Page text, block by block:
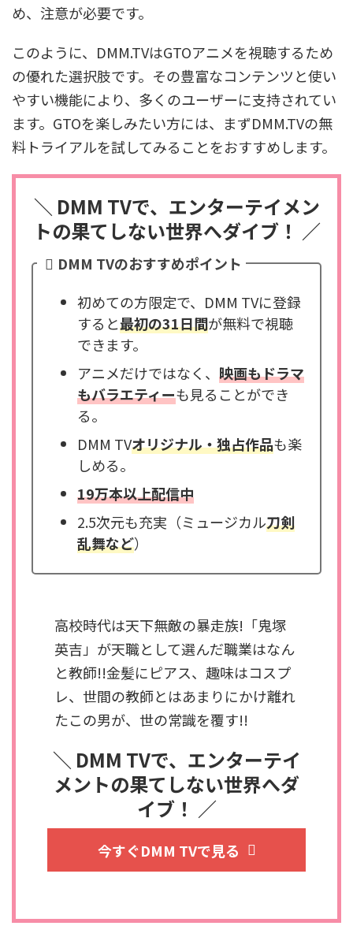
め、注意が必要です。
このように、DMM.TVはGTOアニメを視聴するため
の優れた選択肢です。その豊富なコンテンツと使い
やすい機能により、多くのユーザーに支持されてい
ます。GTOを楽しみたい方には、まずDMM.TVの無
料トライアルを試してみることをおすすめします。
＼ DMM TVで、エンターテイメン
トの果てしない世界へダイブ！ ／
DMM TVのおすすめポイント
初めての方限定で、DMM TVに登録
すると最初の31日間が無料で視聴
できます。
アニメだけではなく、 映画もドラマ
もバラエティーも見ることができ
る。
DMM TVオリジナル・独占作品も楽
しめる。
19万本以上配信中
2.5次元も充実（ミュージカル刀剣
乱舞など）
高校時代は天下無敵の暴走族!「鬼塚
英吉」が天職として選んだ職業はなん
と教師!!金髪にピアス、趣味はコスプ
レ、世間の教師とはあまりにかけ離れ
たこの男が、世の常識を覆す!!
＼ DMM TVで、エンターテイ
メントの果てしない世界へダ
イブ！ ／
今すぐDMM TVで見る